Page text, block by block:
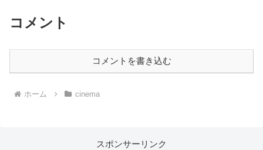
コメント
コメントを書き込む
ホーム cinema
スポンサーリンク